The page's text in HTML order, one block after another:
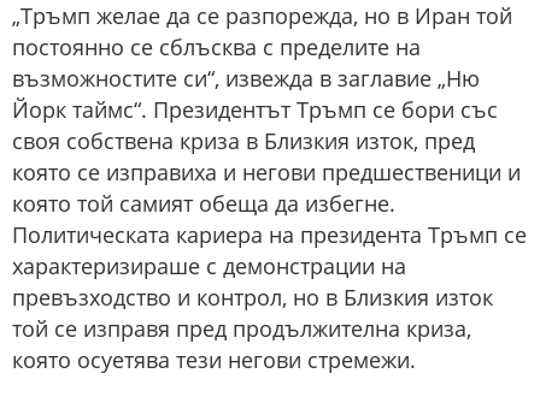
„Тръмп желае да се разпорежда, но в Иран той
постоянно се сблъсква с пределите на
възможностите си“, извежда в заглавие „Ню
Йорк таймс“. Президентът Тръмп се бори със
своя собствена криза в Близкия изток, пред
която се изправиха и негови предшественици и
която той самият обеща да избегне.
Политическата кариера на президента Тръмп се
характеризираше с демонстрации на
превъзходство и контрол, но в Близкия изток
той се изправя пред продължителна криза,
която осуетява тези негови стремежи.